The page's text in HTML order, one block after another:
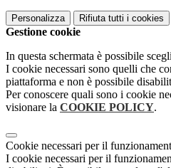
Personalizza Rifiuta tutti i cookies
Gestione cookie
In questa schermata è possibile
I cookie necessari sono quelli che
piattaforma e non è possibile
Per conoscere quali sono i cookie
visionare la COOKIE POLICY.
Cookie necessari per il
I cookie necessari per il